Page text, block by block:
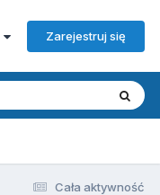
Zarejestruj się
Cała aktywność